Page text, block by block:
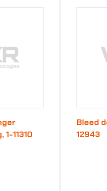
11310
Bleed
12943